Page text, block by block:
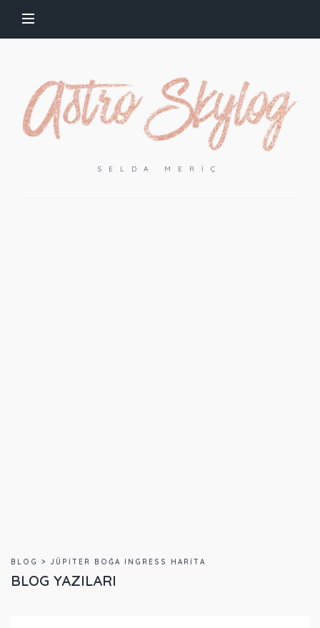
SELDA MERIÇ
BLOG > JÜPİTER BOĞA INGRESS HARİTA
BLOG YAZILARI